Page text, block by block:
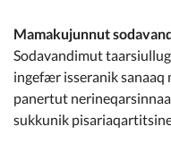
Mamakujunnut
Sodavandimut
ingefær isseranik
panertut
sukkunik